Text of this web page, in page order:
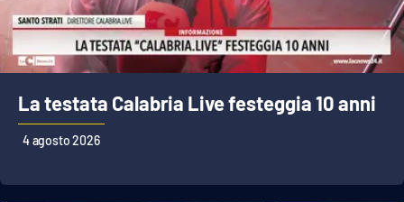
La testata Calabria Live festeggia 10 anni
4 agosto 2026